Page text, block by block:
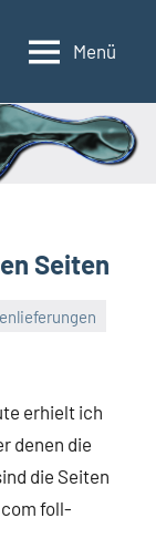
Menü
Seiten
erhielt ich
denen die
die Seiten
foll-